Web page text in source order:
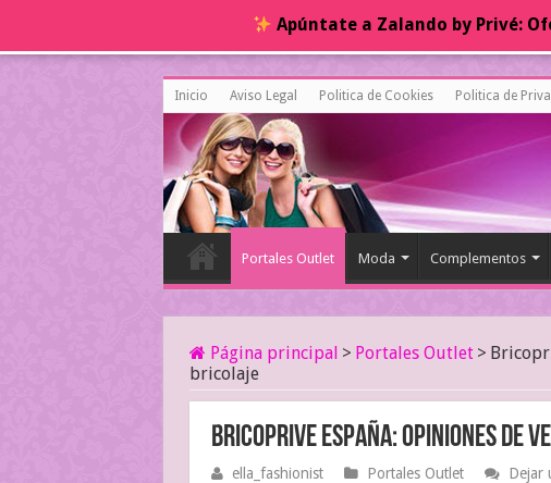
Inicio Aviso Legal Politica de Cookies Politica de
Portales Outlet Moda Complementos
Página principal > Portales Outlet >
bricolaje
Bricoprive España: opiniones de
ella_fashionist Portales Outlet Dejar
Apúntate a Zalando by Privé: